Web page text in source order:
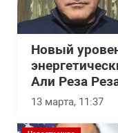
Новый
Али Реза
13 марта, 11:37